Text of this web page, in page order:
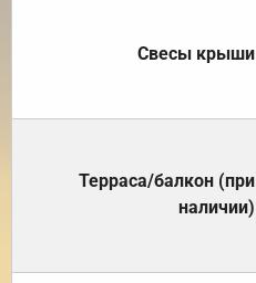
Свесы крыши
Терраса/балкон (при
наличии)